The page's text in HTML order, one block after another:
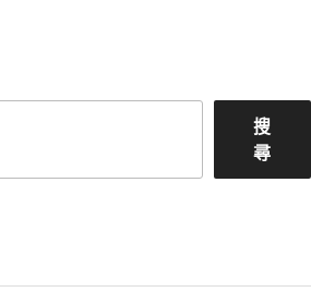
搜
尋